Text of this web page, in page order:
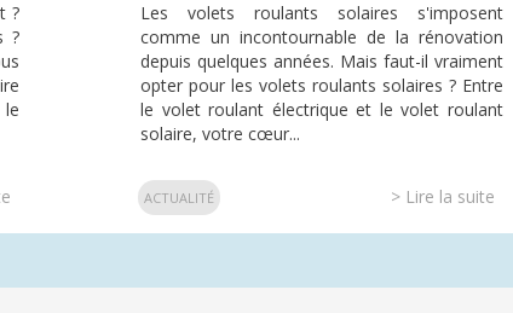
?
?
Les volets roulants solaires s'imposent
comme un incontournable de la rénovation
depuis quelques années. Mais faut-il vraiment
opter pour les volets roulants solaires ? Entre
le volet roulant électrique et le volet roulant
solaire, votre cœur...
ACTUALITÉ > Lire la suite